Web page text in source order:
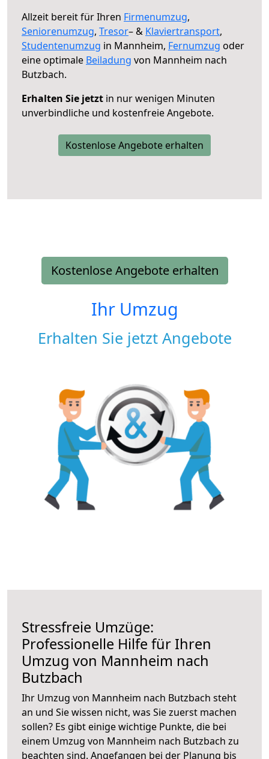
Allzeit bereit für Ihren Firmenumzug,
Seniorenumzug, Tresor– & Klaviertransport,
Studentenumzug in Mannheim, Fernumzug oder
eine optimale Beiladung von Mannheim nach
Butzbach.
Erhalten Sie jetzt in nur wenigen Minuten
unverbindliche und kostenfreie Angebote.
Kostenlose Angebote erhalten
Kostenlose Angebote erhalten
Ihr Umzug
Erhalten Sie jetzt Angebote
Stressfreie Umzüge:
Professionelle Hilfe für Ihren
Umzug von Mannheim nach
Butzbach
Ihr Umzug von Mannheim nach Butzbach steht
an und Sie wissen nicht, was Sie zuerst machen
sollen? Es gibt einige wichtige Punkte, die bei
einem Umzug von Mannheim nach Butzbach zu
beachten sind. Angefangen bei der Planung bis